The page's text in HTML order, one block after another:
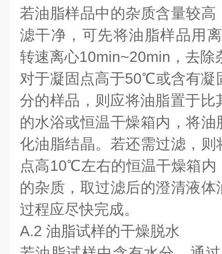
若油脂样品中的杂质含量较
滤干净，可先将油脂样品用
转速离心10min~20min，去除
对于凝固点高于50℃或含有
分的样品，则应将油脂置于
的水浴或恒温干燥箱内，将
化油脂结晶。若还需过滤，
点高10℃左右的恒温干燥箱内
的杂质，取过滤后的澄清液
过程应尽快完成。
A.2 油脂试样的干燥脱水